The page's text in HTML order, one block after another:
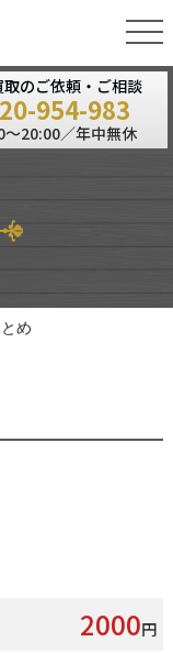
取のご依頼・ご相談
954-983
～20:00／年中無休
め
2000円